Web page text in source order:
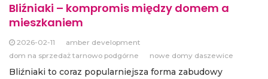
Bliźniaki – kompromis między domem a
mieszkaniem
2026-02-11
amber development
dom na sprzedaż tarnowo podgórne
nowe domy daszewice
Bliźniaki to coraz popularniejsza forma zabudowy